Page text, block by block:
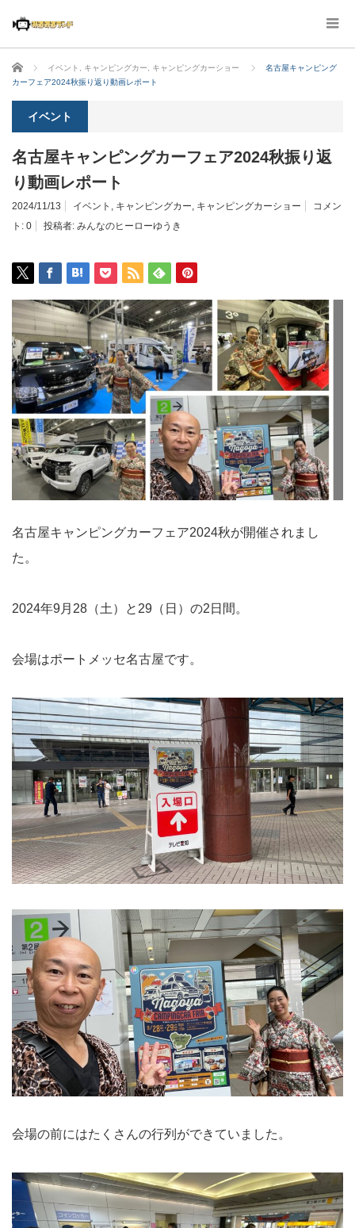
ホーム イベント キャンピングカー キャンピングカーショー
名古屋キャンピング
カーフェア2024秋振り返り動画レポート
イベント
名古屋キャンピングカーフェア2024秋振り返
り動画レポート
2024/11/13 イベント , キャンピングカー, キャンピングカーショー
コメン
ト: 0 投稿者: みんなのヒーローゆうき
名古屋キャンピングカーフェア2024秋が開催されまし
た。
2024年9月28（土）と29（日）の2日間。
会場はポートメッセ名古屋です。
会場の前にはたくさんの行列ができていました。